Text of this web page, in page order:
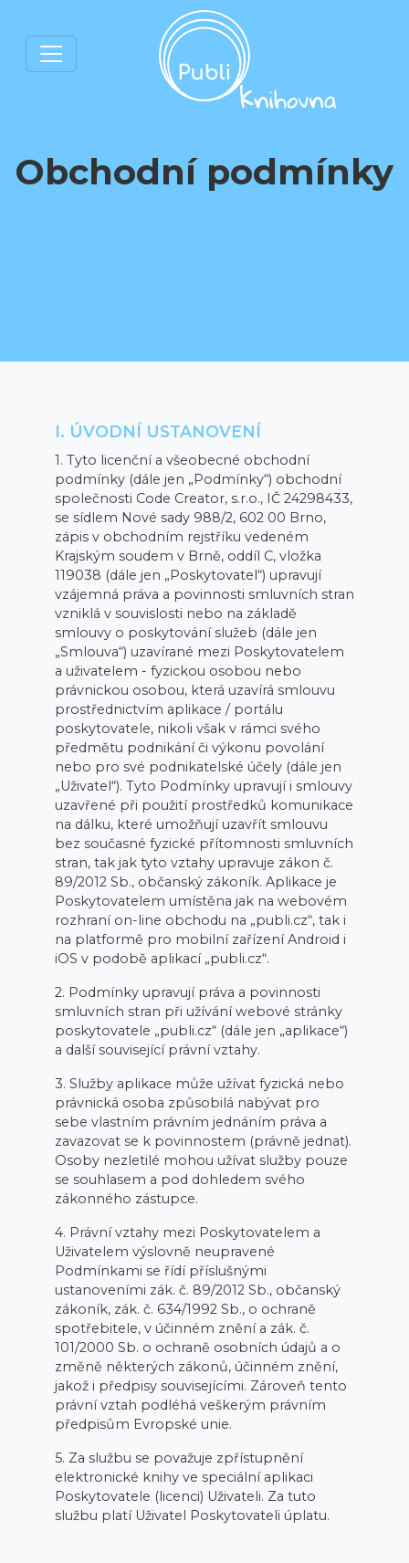
Obchodní podmínky
I. ÚVODNÍ USTANOVENÍ
1. Tyto licenční a všeobecné obchodní
podmínky (dále jen „Podmínky“) obchodní
společnosti Code Creator, s.r.o., IČ 24298433,
se sídlem Nové sady 988/2, 602 00 Brno,
zápis v obchodním rejstříku vedeném
Krajským soudem v Brně, oddíl C, vložka
119038 (dále jen „Poskytovatel“) upravují
vzájemná práva a povinnosti smluvních stran
vzniklá v souvislosti nebo na základě
smlouvy o poskytování služeb (dále jen
„Smlouva“) uzavírané mezi Poskytovatelem
a uživatelem - fyzickou osobou nebo
právnickou osobou, která uzavírá smlouvu
prostřednictvím aplikace / portálu
poskytovatele, nikoli však v rámci svého
předmětu podnikání či výkonu povolání
nebo pro své podnikatelské účely (dále jen
„Uživatel“). Tyto Podmínky upravují i smlouvy
uzavřené při použití prostředků komunikace
na dálku, které umožňují uzavřít smlouvu
bez současné fyzické přítomnosti smluvních
stran, tak jak tyto vztahy upravuje zákon č.
89/2012 Sb., občanský zákoník. Aplikace je
Poskytovatelem umístěna jak na webovém
rozhraní on-line obchodu na „publi.cz“, tak i
na platformě pro mobilní zařízení Android i
iOS v podobě aplikací „publi.cz“.
2. Podmínky upravují práva a povinnosti
smluvních stran při užívání webové stránky
poskytovatele „publi.cz“ (dále jen „aplikace“)
a další související právní vztahy.
3. Služby aplikace může užívat fyzická nebo
právnická osoba způsobilá nabývat pro
sebe vlastním právním jednáním práva a
zavazovat se k povinnostem (právně jednat).
Osoby nezletilé mohou užívat služby pouze
se souhlasem a pod dohledem svého
zákonného zástupce.
4. Právní vztahy mezi Poskytovatelem a
Uživatelem výslovně neupravené
Podmínkami se řídí příslušnými
ustanoveními zák. č. 89/2012 Sb., občanský
zákoník, zák. č. 634/1992 Sb., o ochraně
spotřebitele, v účinném znění a zák. č.
101/2000 Sb. o ochraně osobních údajů a o
změně některých zákonů, účinném znění,
jakož i předpisy souvisejícími. Zároveň tento
právní vztah podléhá veškerým právním
předpisům Evropské unie.
5. Za službu se považuje zpřístupnění
elektronické knihy ve speciální aplikaci
Poskytovatele (licenci) Uživateli. Za tuto
službu platí Uživatel Poskytovateli úplatu.